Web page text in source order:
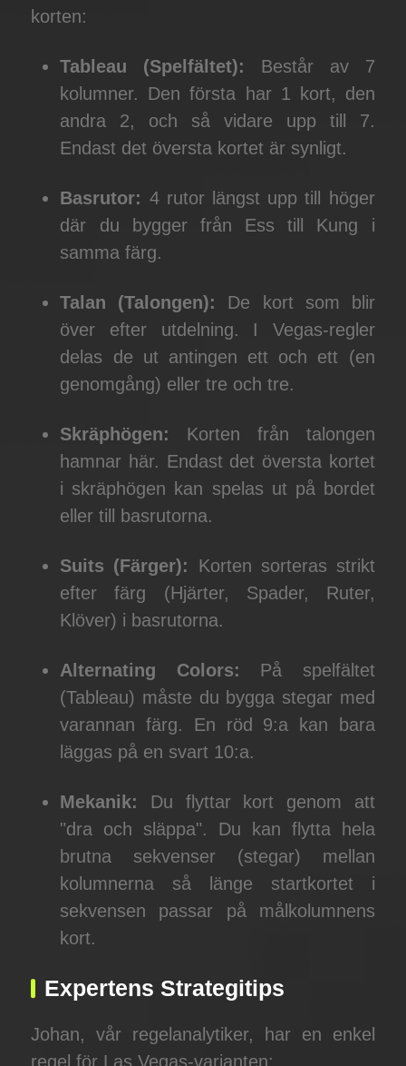
korten:
Tableau (Spelfältet):
Består av 7
kolumner. Den första har 1 kort, den
andra 2, och så vidare upp till 7.
Endast det översta kortet är synligt.
Basrutor: 4 rutor längst upp till höger
där du bygger från Ess till Kung i
samma färg.
Talan (Talongen):
De kort som blir
över efter utdelning. I Vegas-regler
delas de ut antingen ett och ett (en
genomgång) eller tre och tre.
Skräphögen:
Korten från talongen
hamnar här. Endast det översta kortet
i skräphögen kan spelas ut på bordet
eller till basrutorna.
Suits (Färger):
Korten sorteras strikt
efter färg (Hjärter, Spader, Ruter,
Klöver) i basrutorna.
Alternating Colors: På spelfältet
(Tableau) måste du bygga stegar med
varannan färg. En röd 9:a kan bara
läggas på en svart 10:a.
Mekanik:
Du flyttar kort genom att
"dra och släppa". Du kan flytta hela
brutna sekvenser (stegar) mellan
kolumnerna så länge startkortet i
sekvensen passar på målkolumnens
kort.
Expertens Strategitips
Johan, vår regelanalytiker, har en enkel
regel för Las Vegas-varianten: